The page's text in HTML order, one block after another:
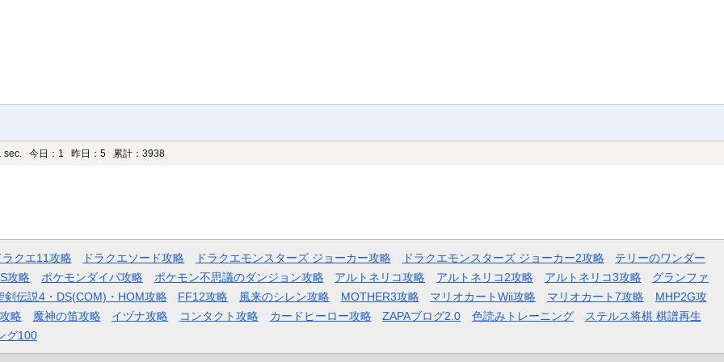
sec. 今日：1 昨日：5 累計：3938
ラクエ11攻略 ドラクエソード攻略 ドラクエモンスターズ ジョーカー攻略 ドラクエモンスターズ ジョーカー2攻略
テリーのワンダー
攻略
ポケモンダイパ攻略 ポケモン不思議のダンジョン攻略 アルトネリコ攻略 アルトネリコ2攻略 アルトネリコ3攻略
グランファ
剣伝説4・DS(COM)・HOM攻略
FF12攻略 風来のシレン攻略 MOTHER3攻略 マリオカートWii攻略 マリオカート7攻略
MHP2G攻
略
魔神の笛攻略 イヅナ攻略 コンタクト攻略 カードヒーロー攻略 ZAPAブログ2.0 色読みトレーニング
ステルス将棋 棋譜再生
グ100